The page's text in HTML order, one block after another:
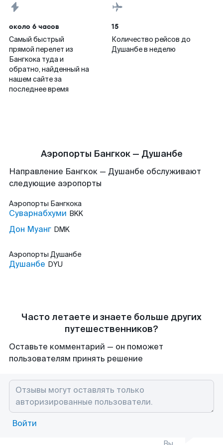
около 6 часов
Самый быстрый
прямой перелет из
Бангкока туда и
обратно, найденный на
нашем сайте за
последнее время
15
Количество рейсов до
Душанбе в неделю
Аэропорты Бангкок — Душанбе
Направление Бангкок — Душанбе обслуживают
следующие аэропорты
Аэропорты Бангкока
Суварнабхуми BKK
Дон Муанг DMK
Аэропорты Душанбе
Душанбе DYU
Часто летаете и знаете больше других
путешественников?
Оставьте комментарий — он поможет
пользователям принять решение
Войти